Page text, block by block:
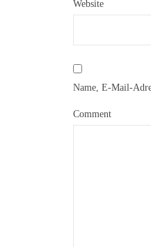
Website
Name, E-Mail-
Comment